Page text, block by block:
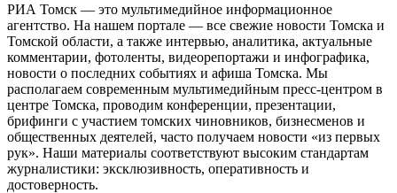
РИА Томск — это мультимедийное информационное
агентство. На нашем портале — все свежие новости Томска и
Томской области, а также интервью, аналитика, актуальные
комментарии, фотоленты, видеорепортажи и инфографика,
новости о последних событиях и афиша Томска. Мы
располагаем современным мультимедийным пресс-центром в
центре Томска, проводим конференции, презентации,
брифинги с участием томских чиновников, бизнесменов и
общественных деятелей, часто получаем новости «из первых
рук». Наши материалы соответствуют высоким стандартам
журналистики: эксклюзивность, оперативность и
достоверность.